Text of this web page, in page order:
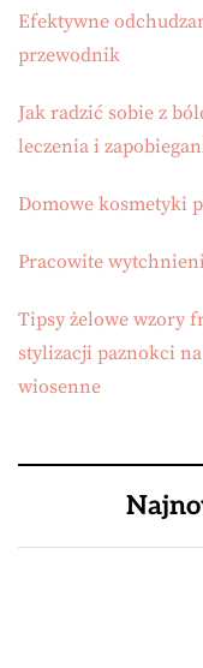
Efektywne
przewodnik
Jak radzić sobie z
leczenia i
Domowe kosmetyki
Pracowite
Tipsy żelowe wzory
stylizacji paznokci na
wiosenne